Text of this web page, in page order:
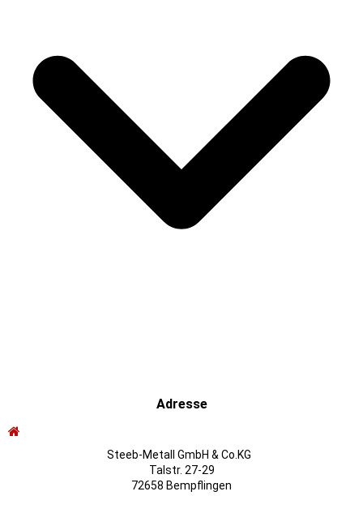
Adresse
Steeb-Metall GmbH & Co.KG
Talstr. 27-29
72658 Bempflingen